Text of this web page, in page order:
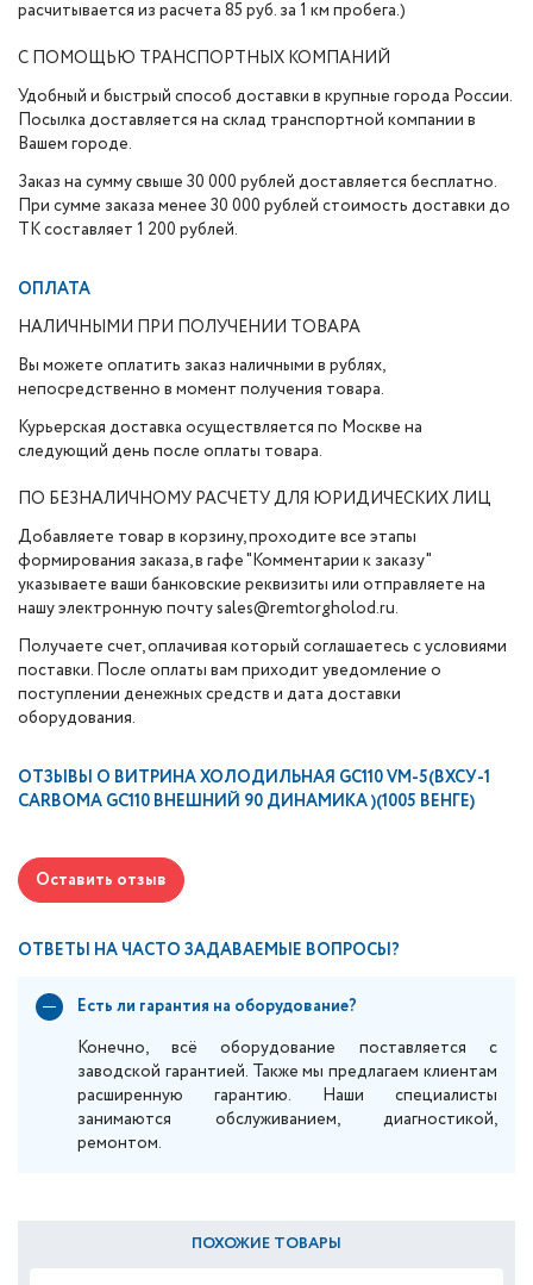
расчитывается из расчета 85 руб. за 1 км пробега.)
С ПОМОЩЬЮ ТРАНСПОРТНЫХ КОМПАНИЙ
Удобный и быстрый способ доставки в крупные города России.
Посылка доставляется на склад транспортной компании в
Вашем городе.
Заказ на сумму свыше 30 000 рублей доставляется бесплатно.
При сумме заказа менее 30 000 рублей стоимость доставки до
ТК составляет 1 200 рублей.
ОПЛАТА
НАЛИЧНЫМИ ПРИ ПОЛУЧЕНИИ ТОВАРА
Вы можете оплатить заказ наличными в рублях,
непосредственно в момент получения товара.
Курьерская доставка осуществляется по Москве на
следующий день после оплаты товара.
ПО БЕЗНАЛИЧНОМУ РАСЧЕТУ ДЛЯ ЮРИДИЧЕСКИХ ЛИЦ
Добавляете товар в корзину, проходите все этапы
формирования заказа, в гафе "Комментарии к заказу"
указываете ваши банковские реквизиты или отправляете на
нашу электронную почту sales@remtorgholod.ru.
Получаете счет, оплачивая который соглашаетесь с условиями
поставки. После оплаты вам приходит уведомление о
поступлении денежных средств и дата доставки
оборудования.
ОТЗЫВЫ О ВИТРИНА ХОЛОДИЛЬНАЯ GC110 VM-5(ВХСУ-1
CARBOMA GC110 ВНЕШНИЙ 90 ДИНАМИКА )(1005 ВЕНГЕ)
Оставить отзыв
ОТВЕТЫ НА ЧАСТО ЗАДАВАЕМЫЕ ВОПРОСЫ?
Есть ли гарантия на оборудование?
Конечно, всё оборудование поставляется с
заводской гарантией. Также мы предлагаем клиентам
расширенную гарантию. Наши специалисты
занимаются обслуживанием, диагностикой,
ремонтом.
ПОХОЖИЕ ТОВАРЫ